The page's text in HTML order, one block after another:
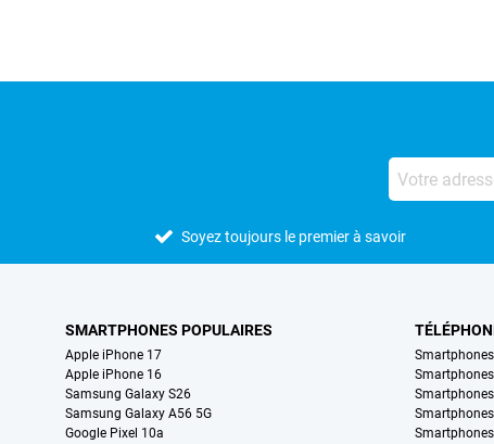
Soyez toujours le premier à savoir
SMARTPHONES POPULAIRES
Apple iPhone 17
Apple iPhone 16
Samsung Galaxy S26
Samsung Galaxy A56 5G
Google Pixel 10a